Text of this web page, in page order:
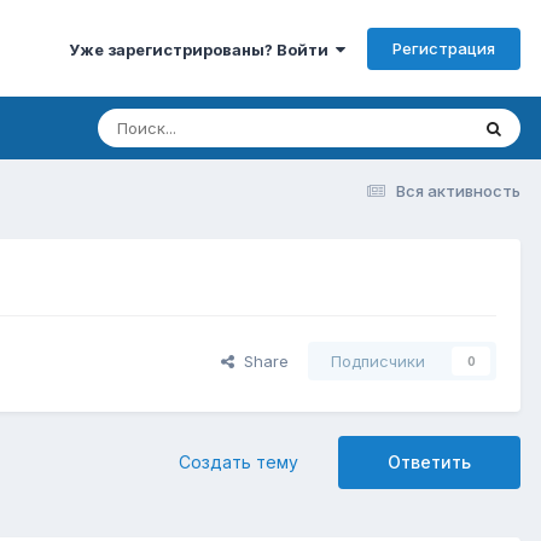
Уже зарегистрированы? Войти Регистрация
Вся активность
Share Подписчики 0
Ответить
Создать тему